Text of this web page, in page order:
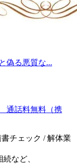
偽る悪質な...
チェック / 解体業
など、